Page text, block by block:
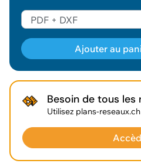
Ajouter au
Géodonnée ajoutée
Voir le
Besoin de tous les
Utilisez plans-reseaux.ch